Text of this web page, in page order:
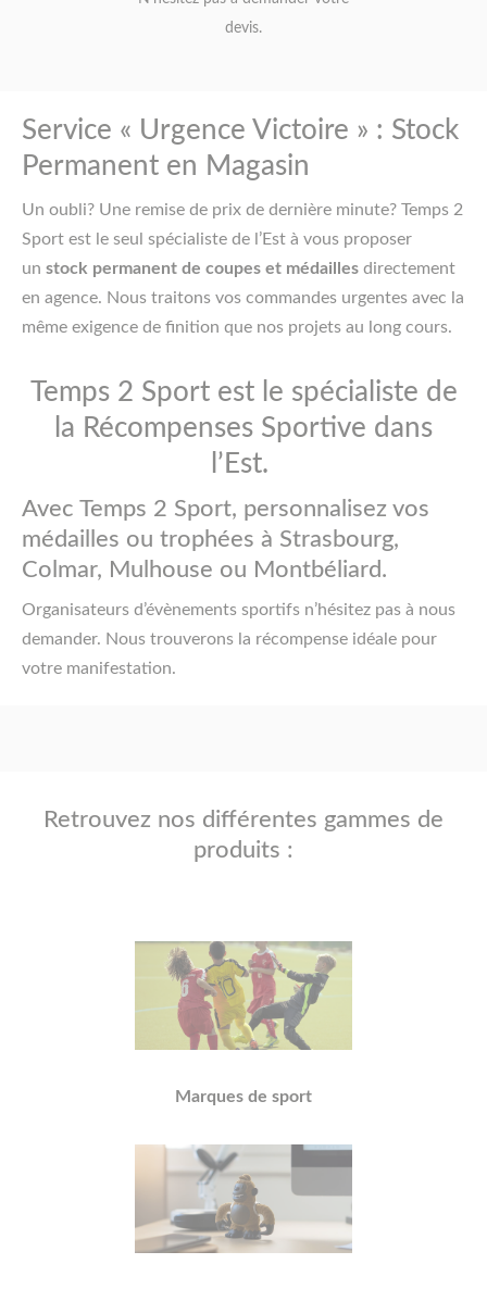
devis.
Service « Urgence Victoire » : Stock
Permanent en Magasin
Un oubli? Une remise de prix de dernière minute? Temps 2
Sport est le seul spécialiste de l’Est à vous proposer
un stock permanent de coupes et médailles directement
en agence. Nous traitons vos commandes urgentes avec la
même exigence de finition que nos projets au long cours.
Temps 2 Sport est le spécialiste de
la Récompenses Sportive dans
l’Est.
Avec Temps 2 Sport, personnalisez vos
médailles ou trophées à Strasbourg,
Colmar, Mulhouse ou Montbéliard.
Organisateurs d’évènements sportifs n’hésitez pas à nous
demander. Nous trouverons la récompense idéale pour
votre manifestation.
Retrouvez nos différentes gammes de
produits :
Marques de sport